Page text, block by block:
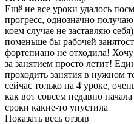
Ещё не все уроки удалось
прогресс, однозначно
коем случае не заставляю
поменьше бы рабочей
фортепиано не отходила!
за занятием просто летит!
проходить занятия в нужном
сейчас только на 4 уроке,
как вот совсем недавно
сроки какие-то упустила
Показать весь отзыв